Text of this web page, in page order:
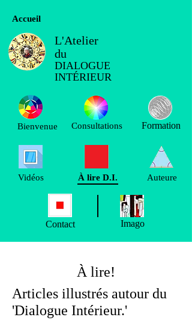
Accueil
L'Atelier
du
DIALOGUE
INTÉRIEUR
Bienvenue Consultations Formation
Vidéos À lire D.I. Auteure
Contact Imago
À lire!
Articles illustrés autour du
'Dialogue Intérieur.'